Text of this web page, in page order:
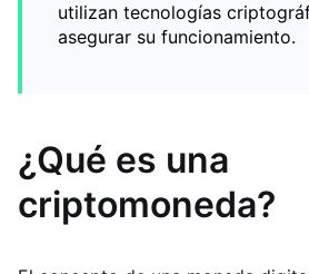
utilizan tecnologías
asegurar su funcionamiento.
¿Qué es una
criptomoneda?